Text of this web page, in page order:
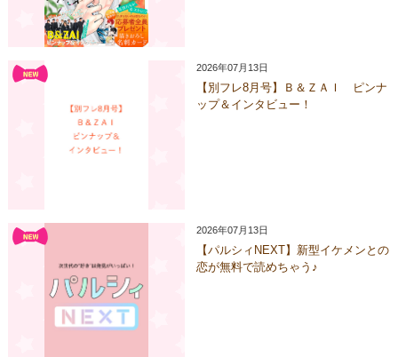
2026年07月13日
【別フレ8月号】Ｂ＆ＺＡＩ ピンナ
ップ＆インタビュー！
2026年07月13日
【パルシィNEXT】新型イケメンとの
恋が無料で読めちゃう♪